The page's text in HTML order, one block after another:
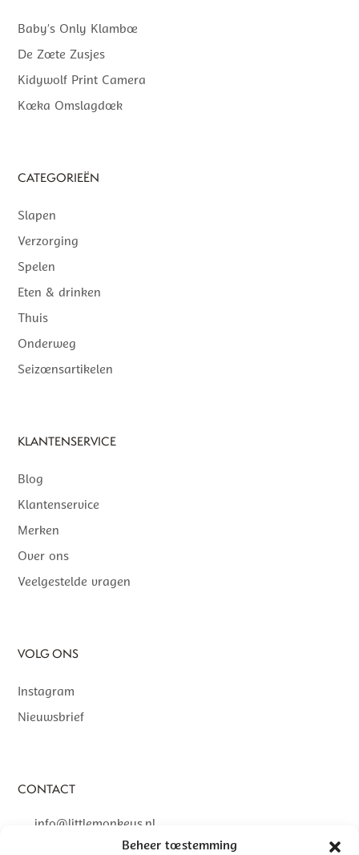
Beheer toestemming
Baby’s Only Klamboe
De Zoete Zusjes
Kidywolf Print Camera
Koeka Omslagdoek
CATEGORIEËN
Slapen
Verzorging
Spelen
Eten & drinken
Thuis
Onderweg
Seizoensartikelen
KLANTENSERVICE
Blog
Klantenservice
Merken
Over ons
Veelgestelde vragen
VOLG ONS
Instagram
Nieuwsbrief
CONTACT
info@littlemonkeys.nl